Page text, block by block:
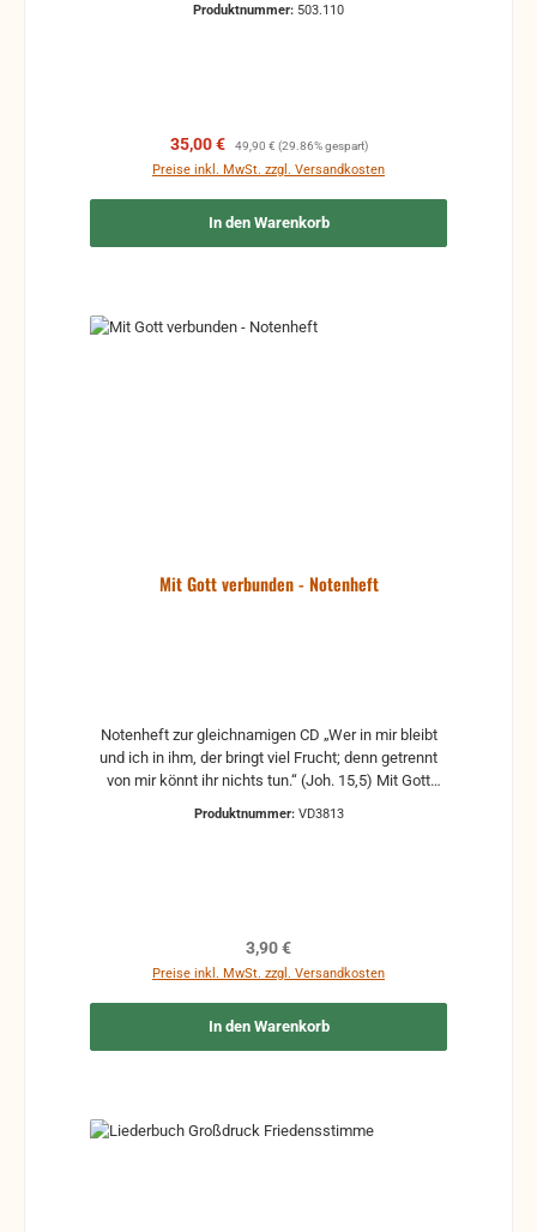
Produktnummer: 503.110
Verkaufspreis:
35,00 € Regulärer Preis:
49,90 € (29.86% gespart)
Preise inkl. MwSt. zzgl. Versandkosten
In den Warenkorb
Mit Gott verbunden - Notenheft
Notenheft zur gleichnamigen CD „Wer in mir bleibt
und ich in ihm, der bringt viel Frucht; denn getrennt
von mir könnt ihr nichts tun.“ (Joh. 15,5) Mit Gott
Produktnummer: VD3813
Regulärer Preis:
3,90 €
Preise inkl. MwSt. zzgl. Versandkosten
In den Warenkorb